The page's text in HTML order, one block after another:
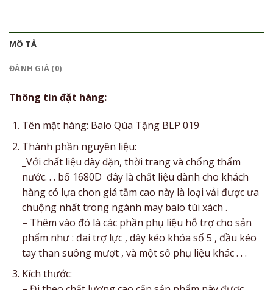
MÔ TẢ
ĐÁNH GIÁ (0)
Thông tin đặt hàng:
Tên mặt hàng: Balo Qùa Tặng BLP 019
Thành phần nguyên liệu:
_Với chất liệu dày dặn, thời trang và chống thấm
nước. . . bố 1680D đây là chất liệu dành cho khách
hàng có lựa chon giá tầm cao này là loại vải được ưa
chuộng nhất trong ngành may balo túi xách .
– Thêm vào đó là các phần phụ liệu hỗ trợ cho sản
phẩm như : đai trợ lực , dây kéo khóa số 5 , đầu kéo
tay than suông mượt , và một số phụ liệu khác . . .
Kích thước: